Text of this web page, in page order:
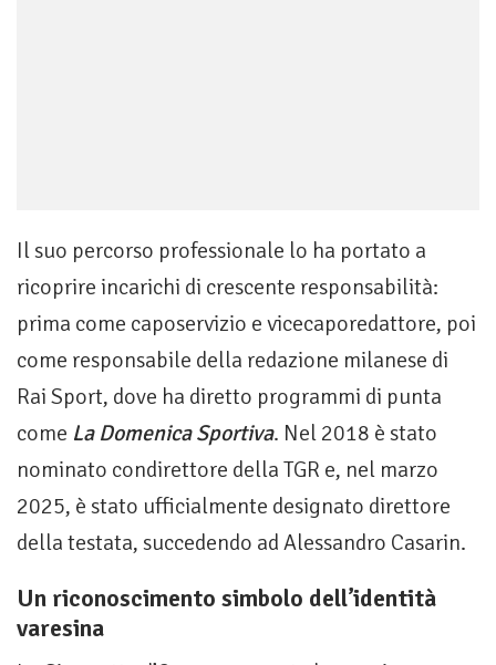
Il suo percorso professionale lo ha portato a
ricoprire incarichi di crescente responsabilità:
prima come caposervizio e vicecaporedattore, poi
come responsabile della redazione milanese di
Rai Sport, dove ha diretto programmi di punta
come La Domenica Sportiva. Nel 2018 è stato
nominato condirettore della TGR e, nel marzo
2025, è stato ufficialmente designato direttore
della testata, succedendo ad Alessandro Casarin.
Un riconoscimento simbolo dell’identità
varesina